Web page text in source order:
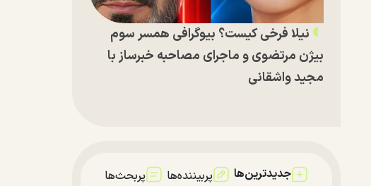
نیلا فرخی کیست؟ بیوگرافی همسر سوم
بیژن مرتضوی و ماجرای مصاحبه خبرساز با
مجید واشقانی
جدیدترین‌ها پربیننده‌ها پربحث‌ها